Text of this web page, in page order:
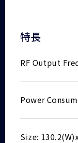
特長
RF Output
Power
Size: